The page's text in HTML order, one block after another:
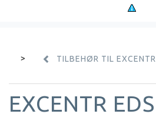
TILBEHØR TIL
EXCENTR